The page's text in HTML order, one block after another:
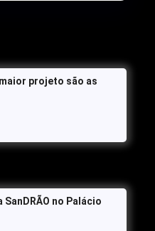
projeto são as
no Palácio